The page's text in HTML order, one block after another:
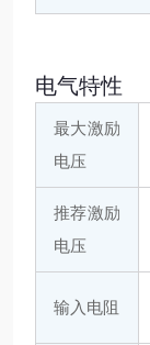
电气特性
最大激励
电压
推荐激励
电压
输入电阻